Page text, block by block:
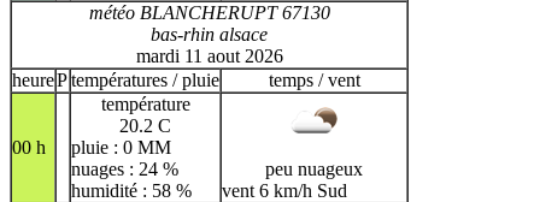
météo BLANCHERUPT 67130
bas-rhin alsace
mardi 11 aout 2026
heurePtempératures / pluie temps / vent
00 h
température
20.2 C
pluie : 0 MM
nuages : 24 %
humidité : 58 %
peu nuageux
vent 6 km/h Sud